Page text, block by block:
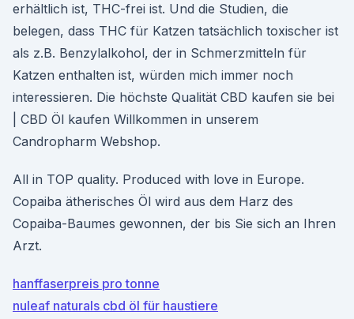
erhältlich ist, THC-frei ist. Und die Studien, die
belegen, dass THC für Katzen tatsächlich toxischer ist
als z.B. Benzylalkohol, der in Schmerzmitteln für
Katzen enthalten ist, würden mich immer noch
interessieren. Die höchste Qualität CBD kaufen sie bei
| CBD Öl kaufen Willkommen in unserem
Candropharm Webshop.
All in TOP quality. Produced with love in Europe.
Copaiba ätherisches Öl wird aus dem Harz des
Copaiba-Baumes gewonnen, der bis Sie sich an Ihren
Arzt.
hanffaserpreis pro tonne
nuleaf naturals cbd öl für haustiere